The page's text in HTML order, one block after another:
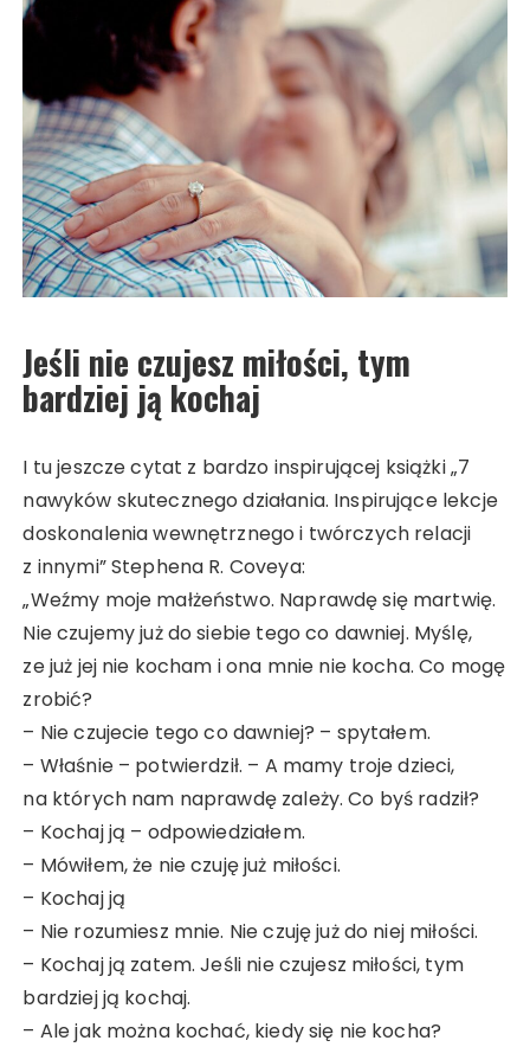
Jeśli nie czujesz miłości, tym
bardziej ją kochaj
I tu jeszcze cytat z bardzo inspirującej książki „7
nawyków skutecznego działania. Inspirujące lekcje
doskonalenia wewnętrznego i twórczych relacji
z innymi” Stephena R. Coveya:
„Weźmy moje małżeństwo. Naprawdę się martwię.
Nie czujemy już do siebie tego co dawniej. Myślę,
ze już jej nie kocham i ona mnie nie kocha. Co mogę
zrobić?
– Nie czujecie tego co dawniej? – spytałem.
– Właśnie – potwierdził. – A mamy troje dzieci,
na których nam naprawdę zależy. Co byś radził?
– Kochaj ją – odpowiedziałem.
– Mówiłem, że nie czuję już miłości.
– Kochaj ją
– Nie rozumiesz mnie. Nie czuję już do niej miłości.
– Kochaj ją zatem. Jeśli nie czujesz miłości, tym
bardziej ją kochaj.
– Ale jak można kochać, kiedy się nie kocha?